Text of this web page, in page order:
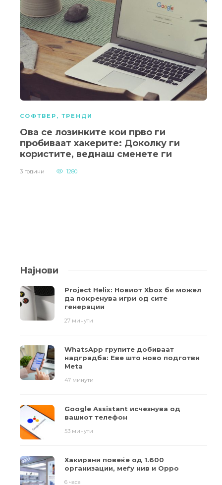
СОФТВЕР , ТРЕНДИ
Ова се лозинките кои прво ги
пробиваат хакерите: Доколку ги
користите, веднаш сменете ги
3 години 1280
Најнови
Project Helix: Новиот Xbox би можел
да покренува игри од сите
генерации
27 минути
WhatsApp групите добиваат
надградба: Еве што ново подготви
Meta
47 минути
Google Assistant исчезнува од
вашиот телефон
53 минути
Хакирани повеќе од 1.600
организации, меѓу нив и Oppo
6 часа